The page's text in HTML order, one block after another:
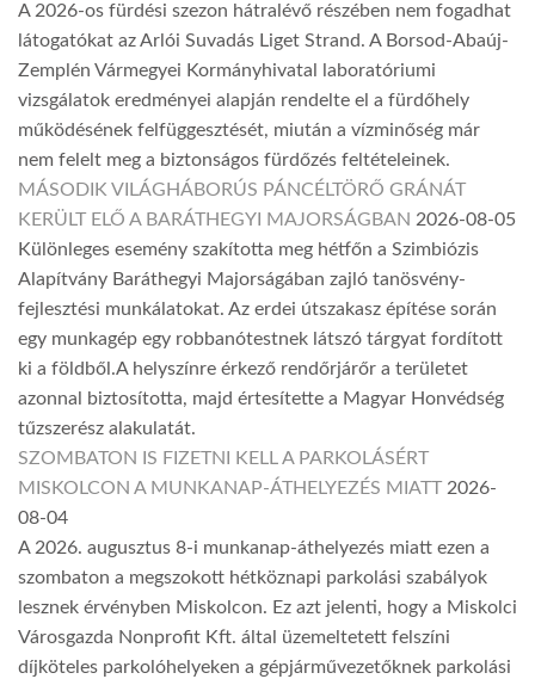
A 2026-os fürdési szezon hátralévő részében nem fogadhat
látogatókat az Arlói Suvadás Liget Strand. A Borsod-Abaúj-
Zemplén Vármegyei Kormányhivatal laboratóriumi
vizsgálatok eredményei alapján rendelte el a fürdőhely
működésének felfüggesztését, miután a vízminőség már
nem felelt meg a biztonságos fürdőzés feltételeinek.
MÁSODIK VILÁGHÁBORÚS PÁNCÉLTÖRŐ GRÁNÁT
KERÜLT ELŐ A BARÁTHEGYI MAJORSÁGBAN 2026-08-05
Különleges esemény szakította meg hétfőn a Szimbiózis
Alapítvány Baráthegyi Majorságában zajló tanösvény-
fejlesztési munkálatokat. Az erdei útszakasz építése során
egy munkagép egy robbanótestnek látszó tárgyat fordított
ki a földből.A helyszínre érkező rendőrjárőr a területet
azonnal biztosította, majd értesítette a Magyar Honvédség
tűzszerész alakulatát.
SZOMBATON IS FIZETNI KELL A PARKOLÁSÉRT
MISKOLCON A MUNKANAP-ÁTHELYEZÉS MIATT 2026-
08-04
A 2026. augusztus 8-i munkanap-áthelyezés miatt ezen a
szombaton a megszokott hétköznapi parkolási szabályok
lesznek érvényben Miskolcon. Ez azt jelenti, hogy a Miskolci
Városgazda Nonprofit Kft. által üzemeltetett felszíni
díjköteles parkolóhelyeken a gépjárművezetőknek parkolási